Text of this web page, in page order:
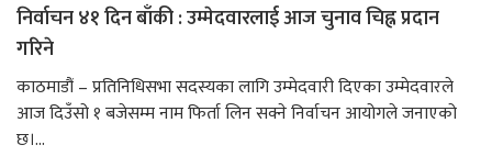
निर्वाचन ४१ दिन बाँकी : उम्मेदवारलाई आज चुनाव चिह्न प्रदान
गरिने
काठमाडौं – प्रतिनिधिसभा सदस्यका लागि उम्मेदवारी दिएका उम्मेदवारले
आज दिउँसो १ बजेसम्म नाम फिर्ता लिन सक्ने निर्वाचन आयोगले जनाएको
छ।...